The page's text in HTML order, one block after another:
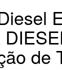
de